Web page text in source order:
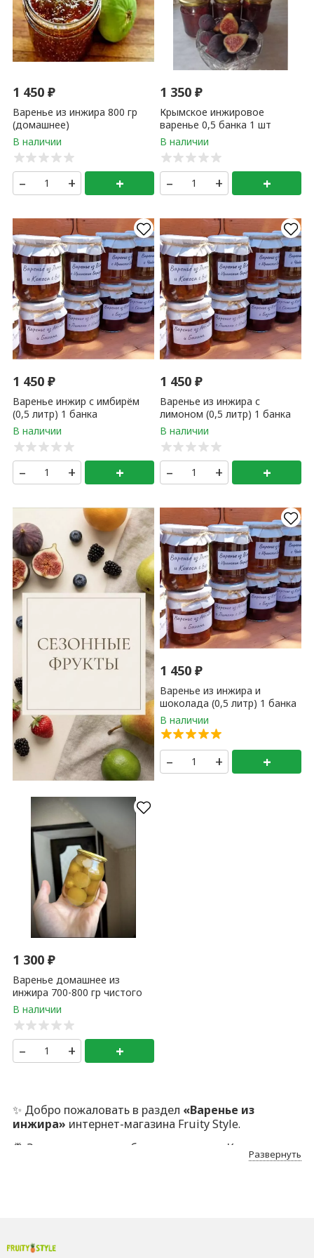
1 450₽
Варенье из инжира 800 гр
(домашнее)
– + +
1 350₽
Крымское инжировое
варенье 0,5 банка 1 шт
– + +
1 450₽
Варенье инжир с имбирём
(0,5 литр) 1 банка
– + +
1 450₽
Варенье из инжира с
лимоном (0,5 литр) 1 банка
– + +
1 450₽
Варенье из инжира и
шоколада (0,5 литр) 1 банка
– + +
1 300₽
Варенье домашнее из
инжира 700-800 гр чистого
веса (домашнее) Дагестан
– + +
✨ Добро пожаловать в раздел «Варенье из
инжира» интернет-магазина Fruity Style.
🍍 Здесь — только отборные позиции. Каждую мы
получаете только лучшее. Если вдруг что-то
Развернуть